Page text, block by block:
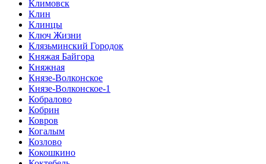
Климовск
Клин
Клинцы
Ключ Жизни
Клязьминский Городок
Княжая Байгора
Княжная
Князе-Волконское
Князе-Волконское-1
Кобралово
Кобрин
Ковров
Когалым
Козлово
Кокошкино